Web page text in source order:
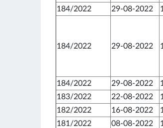
184/2022
29-08-2022
184/2022 29-08-2022
184/2022 29-08-2022
183/2022
22-08-2022
182/2022
16-08-2022
181/2022
08-08-2022